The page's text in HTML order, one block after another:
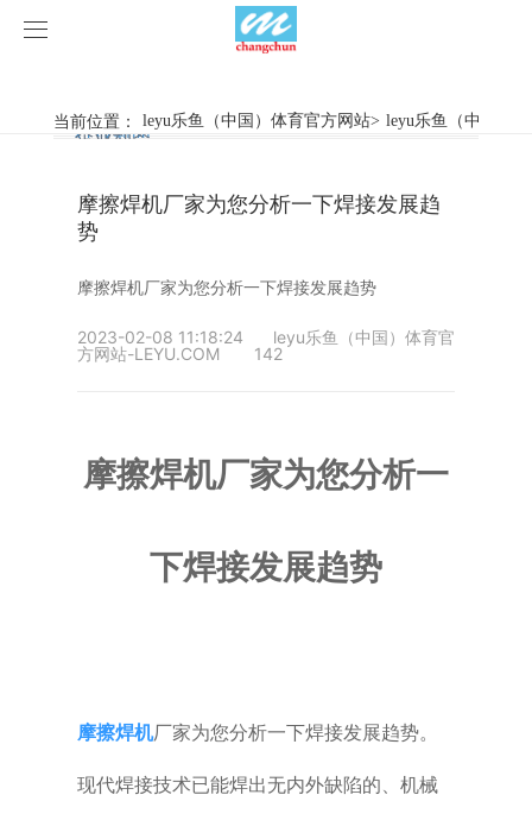
leyu乐鱼（中国）体育官方网站
旋弧焊机
惯性摩擦焊机
数控铣床
产品视频
行业新闻
案例展示
关于我们
当前位置： leyu乐鱼（中国）体育官方网站> leyu乐鱼（中国）
行业新闻
企业动态
摩擦焊机厂家为您分析一下焊接发展趋
势
摩擦焊机厂家为您分析一下焊接发展趋势
2023-02-08 11:18:24
leyu乐鱼（中国）体育官
方网站-LEYU.COM
142
摩擦焊机厂家为您分析一
下焊接发展趋势
摩擦焊机厂家为您分析一下焊接发展趋势。
现代焊接技术已能焊出无内外缺陷的、机械